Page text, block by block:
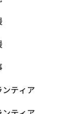
ティア